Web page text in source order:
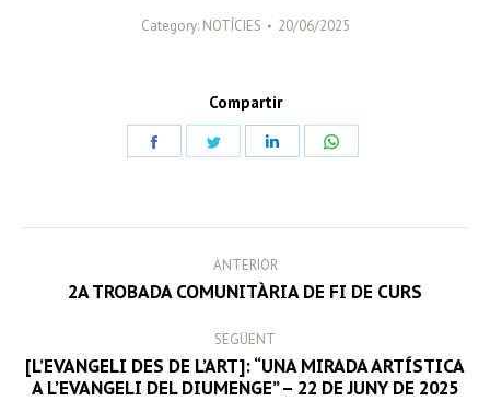
Category: NOTÍCIES 20/06/2025
Compartir
NAVIGATION
ANTERIOR
Previous
2A TROBADA COMUNITÀRIA DE FI DE CURS
SEGÜENT
Next
[L’EVANGELI DES DE L’ART]: “UNA MIRADA ARTÍSTICA
A L’EVANGELI DEL DIUMENGE” – 22 DE JUNY DE 2025